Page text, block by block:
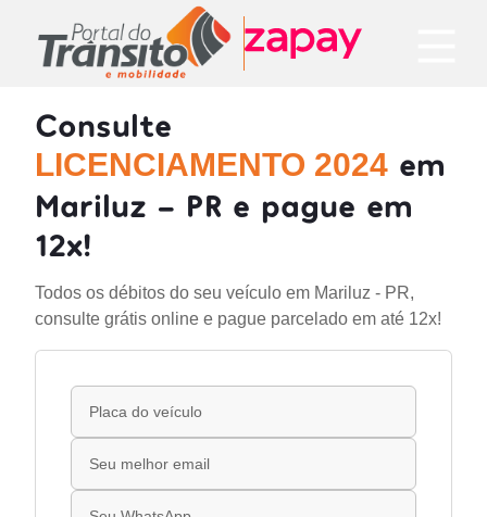
Consulte
LICENCIAMENTO 2024 em
Mariluz - PR e pague em
12x!
Todos os débitos do seu veículo em Mariluz - PR,
consulte grátis online e pague parcelado em até 12x!